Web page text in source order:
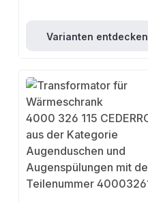
Varianten entdecken